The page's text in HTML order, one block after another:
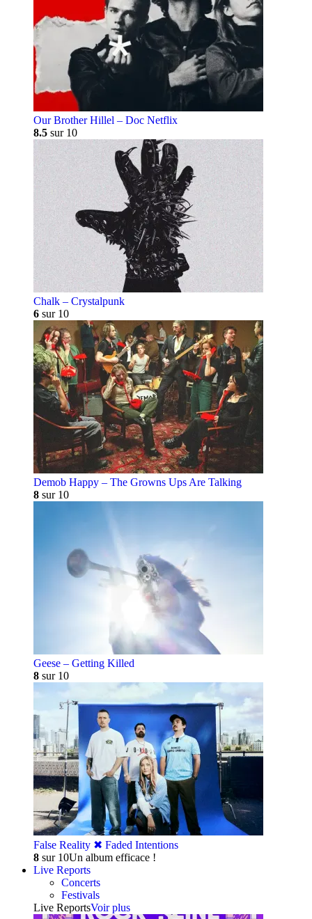
Our Brother Hillel – Doc Netflix
8.5 sur 10
Chalk – Crystalpunk
6 sur 10
Demob Happy – The Growns Ups Are Talking
8 sur 10
Geese – Getting Killed
8 sur 10
False Reality ✖︎ Faded Intentions
8 sur 10Un album efficace !
Live Reports
Concerts
Festivals
Live ReportsVoir plus